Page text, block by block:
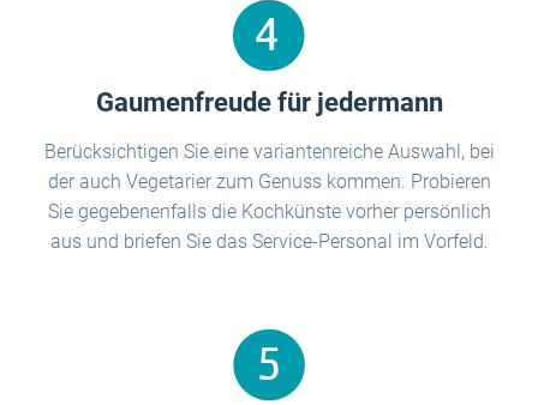
Gaumenfreude für jedermann
Berücksichtigen Sie eine variantenreiche Auswahl, bei
der auch Vegetarier zum Genuss kommen. Probieren
Sie gegebenenfalls die Kochkünste vorher persönlich
aus und briefen Sie das Service-Personal im Vorfeld.